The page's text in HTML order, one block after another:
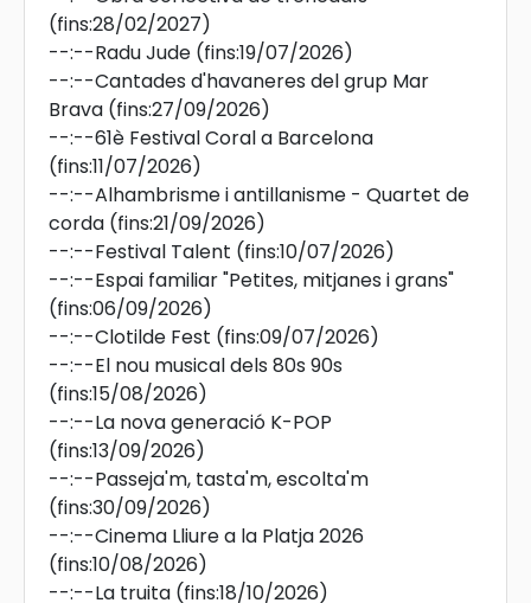
(fins:28/02/2027)
--:--Radu Jude (fins:19/07/2026)
--:--Cantades d'havaneres del grup Mar
Brava (fins:27/09/2026)
--:--61è Festival Coral a Barcelona
(fins:11/07/2026)
--:--Alhambrisme i antillanisme - Quartet de
corda (fins:21/09/2026)
--:--Festival Talent (fins:10/07/2026)
--:--Espai familiar "Petites, mitjanes i grans"
(fins:06/09/2026)
--:--Clotilde Fest (fins:09/07/2026)
--:--El nou musical dels 80s 90s
(fins:15/08/2026)
--:--La nova generació K-POP
(fins:13/09/2026)
--:--Passeja'm, tasta'm, escolta'm
(fins:30/09/2026)
--:--Cinema Lliure a la Platja 2026
(fins:10/08/2026)
--:--La truita (fins:18/10/2026)